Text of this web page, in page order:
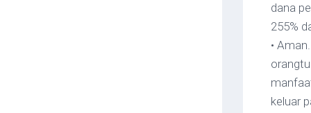
dana
255%
•
keluar